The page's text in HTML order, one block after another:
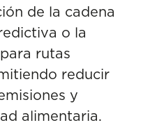
de la cadena
o la
rutas
reducir
y
alimentaria.